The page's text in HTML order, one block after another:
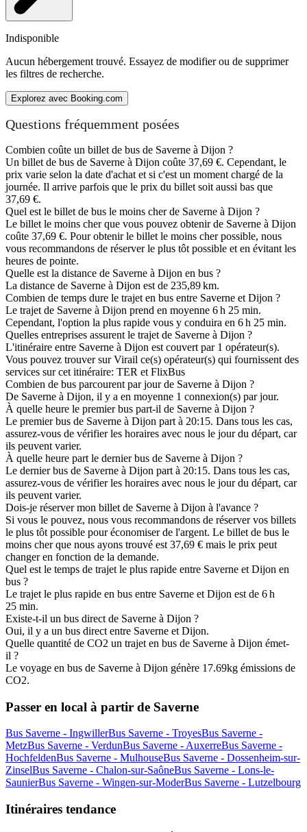
Indisponible
Aucun hébergement trouvé. Essayez de modifier ou de supprimer
les filtres de recherche.
Explorez avec Booking.com
Questions fréquemment posées
Combien coûte un billet de bus de Saverne à Dijon ?
Un billet de bus de Saverne à Dijon coûte 37,69 €. Cependant, le
prix varie selon la date d'achat et si c'est un moment chargé de la
journée. Il arrive parfois que le prix du billet soit aussi bas que
37,69 €.
Quel est le billet de bus le moins cher de Saverne à Dijon ?
Le billet le moins cher que vous pouvez obtenir de Saverne à Dijon
coûte 37,69 €. Pour obtenir le billet le moins cher possible, nous
vous recommandons de réserver le plus tôt possible et en évitant les
heures de pointe.
Quelle est la distance de Saverne à Dijon en bus ?
La distance de Saverne à Dijon est de 235,89 km.
Combien de temps dure le trajet en bus entre Saverne et Dijon ?
Le trajet de Saverne à Dijon prend en moyenne 6 h 25 min.
Cependant, l'option la plus rapide vous y conduira en 6 h 25 min.
Quelles entreprises assurent le trajet de Saverne à Dijon ?
L'itinéraire entre Saverne à Dijon est couvert par 1 opérateur(s).
Vous pouvez trouver sur Virail ce(s) opérateur(s) qui fournissent des
services sur cet itinéraire: TER et FlixBus
Combien de bus parcourent par jour de Saverne à Dijon ?
De Saverne à Dijon, il y a en moyenne 1 connexion(s) par jour.
À quelle heure le premier bus part-il de Saverne à Dijon ?
Le premier bus de Saverne à Dijon part à 20:15. Dans tous les cas,
assurez-vous de vérifier les horaires avec nous le jour du départ, car
ils peuvent varier.
À quelle heure part le dernier bus de Saverne à Dijon ?
Le dernier bus de Saverne à Dijon part à 20:15. Dans tous les cas,
assurez-vous de vérifier les horaires avec nous le jour du départ, car
ils peuvent varier.
Dois-je réserver mon billet de Saverne à Dijon à l'avance ?
Si vous le pouvez, nous vous recommandons de réserver vos billets
le plus tôt possible pour économiser de l'argent. Le billet de bus le
moins cher que nous ayons trouvé est 37,69 € mais le prix peut
changer en fonction de la demande.
Quel est le temps de trajet le plus rapide entre Saverne et Dijon en
bus ?
Le trajet le plus rapide en bus entre Saverne et Dijon est de 6 h
25 min.
Existe-t-il un bus direct de Saverne à Dijon ?
Oui, il y a un bus direct entre Saverne et Dijon.
Quelle quantité de CO2 un trajet en bus de Saverne à Dijon émet-
il ?
Le voyage en bus de Saverne à Dijon génère 17.69kg émissions de
CO2.
Passer en local à partir de Saverne
Bus Saverne - IngwillerBus Saverne - TroyesBus Saverne -
MetzBus Saverne - VerdunBus Saverne - AuxerreBus Saverne -
HochfeldenBus Saverne - MulhouseBus Saverne - Dossenheim-sur-
ZinselBus Saverne - Chalon-sur-SaôneBus Saverne - Lons-le-
SaunierBus Saverne - Wingen-sur-ModerBus Saverne - Lutzelbourg
Itinéraires tendance